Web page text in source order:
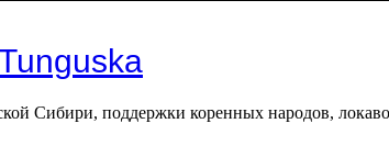
Сибири, поддержки коренных народов,